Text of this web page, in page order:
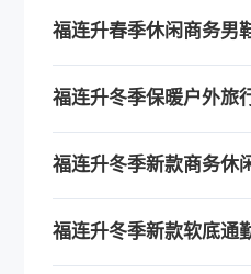
福连升春季休闲商务男
福连升冬季保暖户外旅
福连升冬季新款商务休
福连升冬季新款软底通